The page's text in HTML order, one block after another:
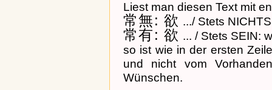
Liest man diesen Text mit
常無: 欲 .../ Stets
常有: 欲 ... / Stets SEIN:
so ist wie in der ersten
und nicht vom
Wünschen.